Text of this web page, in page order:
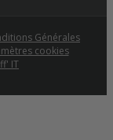
Générales
cookies
IT